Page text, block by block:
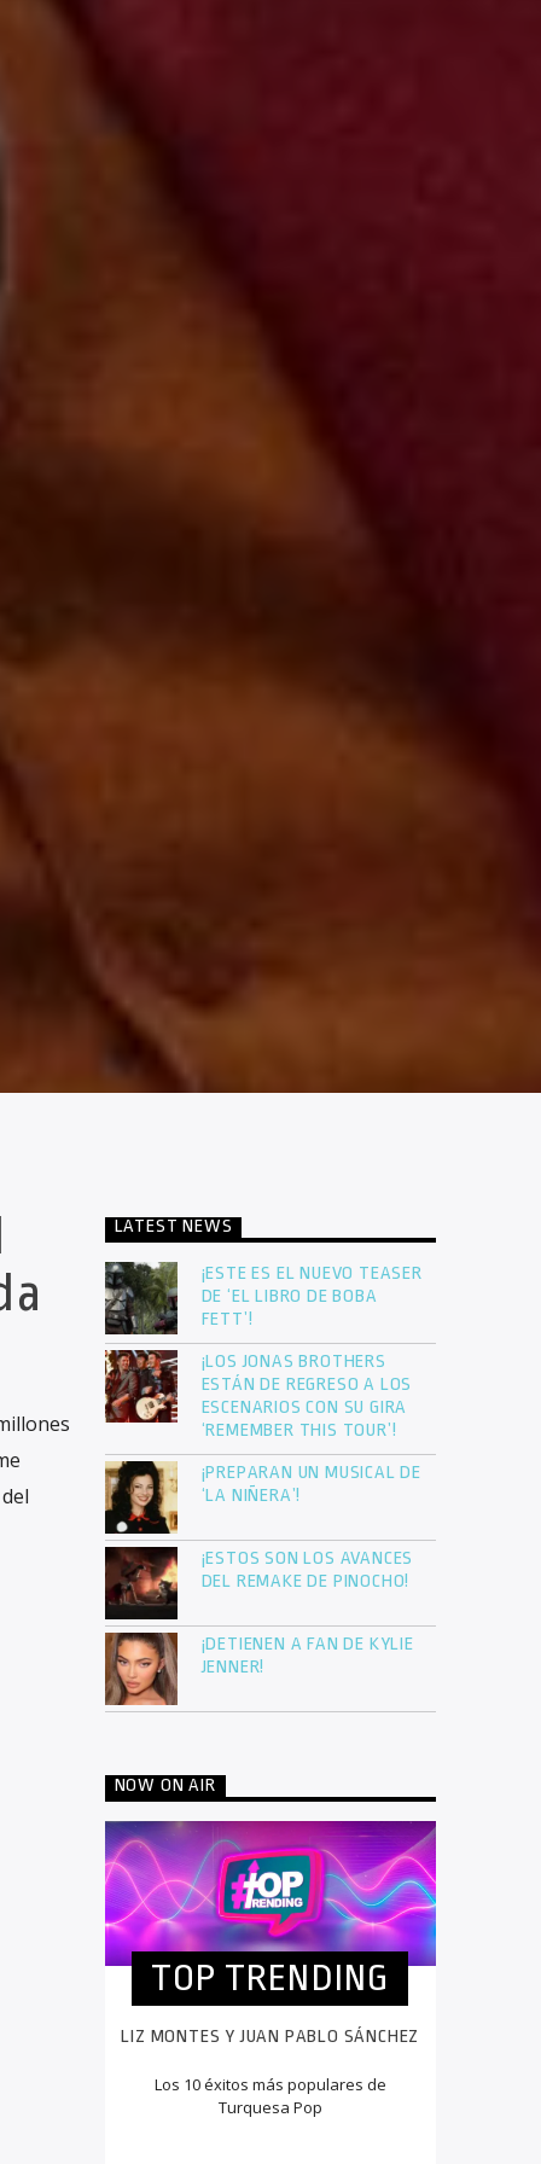
LATEST NEWS
¡ESTE ES EL NUEVO TEASER
DE ‘EL LIBRO DE BOBA
FETT’!
¡LOS JONAS BROTHERS
ESTÁN DE REGRESO A LOS
ESCENARIOS CON SU GIRA
‘REMEMBER THIS TOUR’!
¡PREPARAN UN MUSICAL DE
‘LA NIÑERA’!
¡ESTOS SON LOS AVANCES
DEL REMAKE DE PINOCHO!
¡DETIENEN A FAN DE KYLIE
JENNER!
NOW ON AIR
TOP TRENDING
LIZ MONTES Y JUAN PABLO SÁNCHEZ
Los 10 éxitos más populares de
Turquesa Pop